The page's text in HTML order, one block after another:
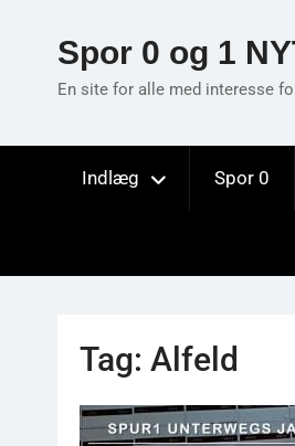
Spor 0 og 1
En site for alle med interesse
Indlæg Spor 0
Tag: Alfeld